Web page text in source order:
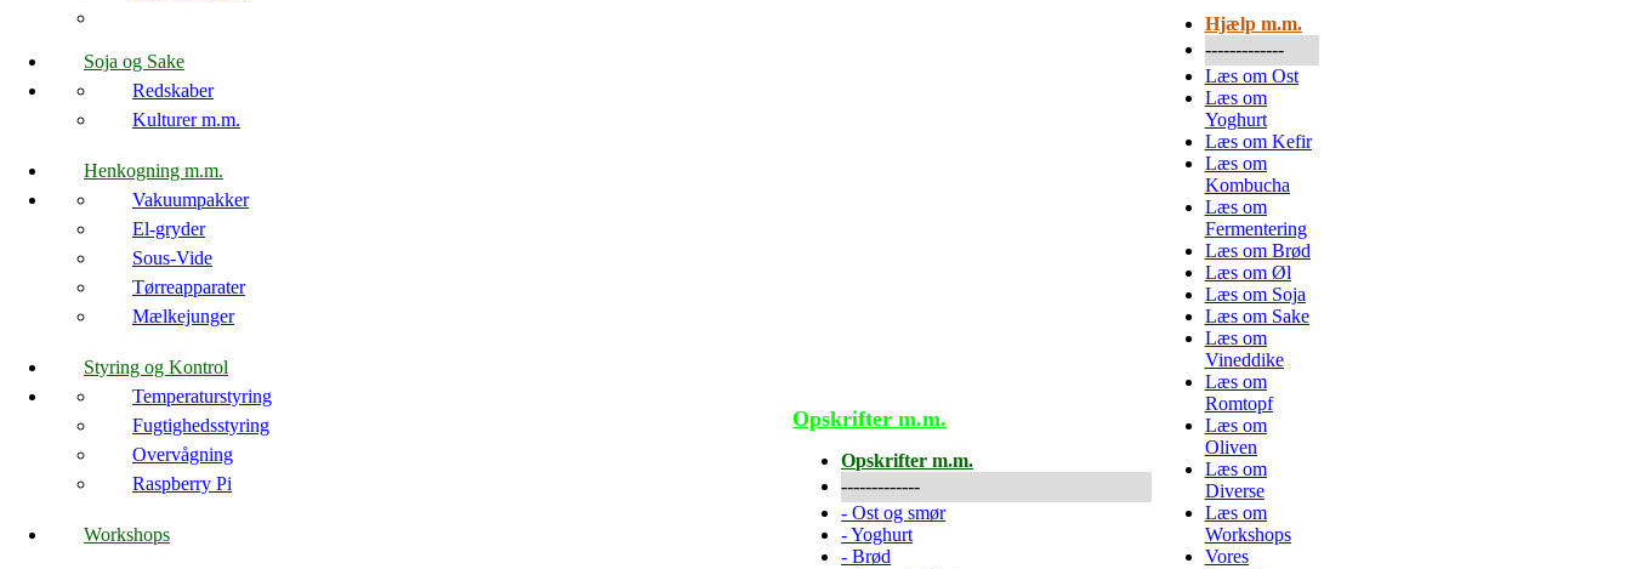
Soja og Sake
Redskaber
Kulturer m.m.
Henkogning m.m.
Vakuumpakker
El-gryder
Sous-Vide
Tørreapparater
Mælkejunger
Styring og Kontrol
Temperaturstyring
Fugtighedsstyring
Overvågning
Raspberry Pi
Workshops
Opskrifter m.m.
Opskrifter m.m.
-------------
-Ost og smør
-Yoghurt
-Brød
Hjælp m.m.
-------------
Læs om Ost
Læs om
Yoghurt
Læs om Kefir
Læs om
Kombucha
Læs om
Fermentering
Læs om Brød
Læs om Øl
Læs om Soja
Læs om Sake
Læs om
Vineddike
Læs om
Romtopf
Læs om
Oliven
Læs om
Diverse
Læs om
Workshops
Vores